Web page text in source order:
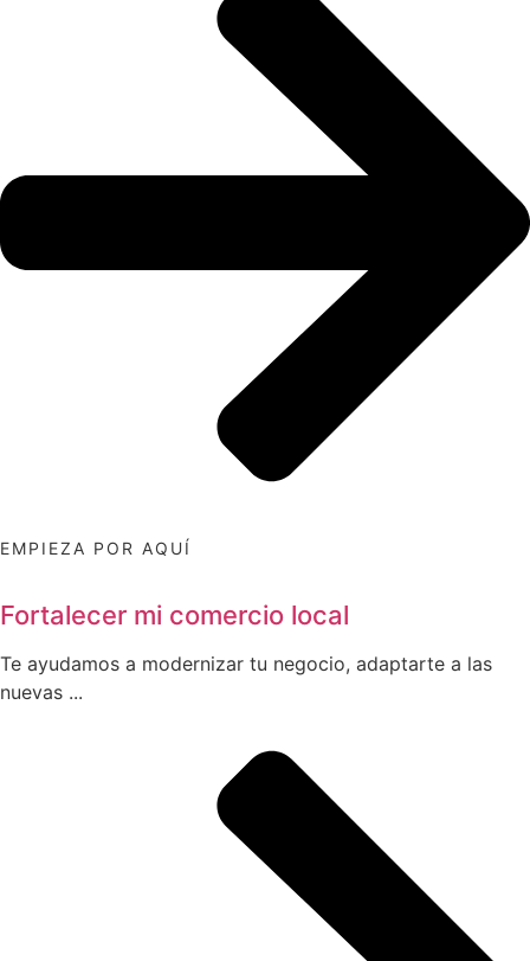
EMPIEZA POR AQUÍ
Fortalecer mi comercio local
Te ayudamos a modernizar tu negocio, adaptarte a las
nuevas ...